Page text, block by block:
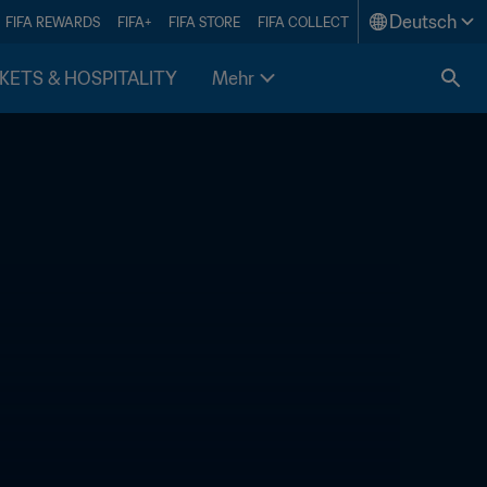
FIFA REWARDS FIFA+ FIFA STORE FIFA COLLECT Deutsch
& HOSPITALITY Mehr